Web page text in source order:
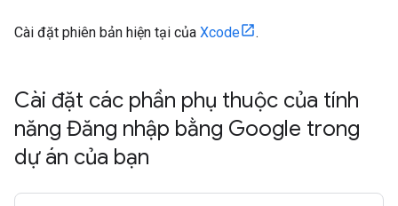
Cài đặt phiên bản hiện tại của Xcode .
Cài đặt các phần phụ thuộc của tính
năng Đăng nhập bằng Google trong
dự án của bạn